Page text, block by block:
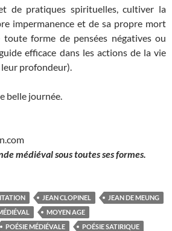
de pratiques spirituelles, cultiver la
impermanence et de sa propre mort
forme de pensées négatives ou
efficace dans les actions de la vie
profondeur).
belle journée.
médiéval sous toutes ses formes.
JEAN CLOPINEL
JEAN DE MEUNG
MOYEN AGE
POÉSIE MÉDIÉVALE
POÉSIE SATIRIQUE